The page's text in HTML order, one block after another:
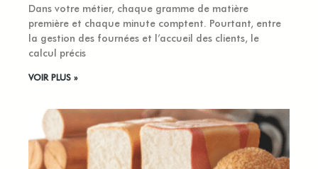
Dans votre métier, chaque gramme de matière
première et chaque minute comptent. Pourtant, entre
la gestion des fournées et l’accueil des clients, le
calcul précis
VOIR PLUS »